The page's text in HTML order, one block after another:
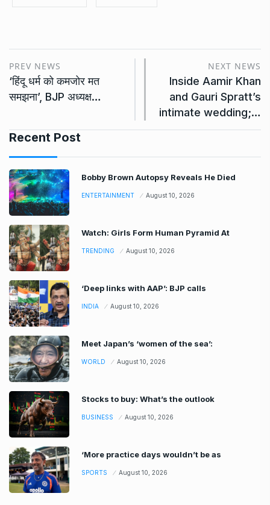
PREV NEWS
‘हिंदू धर्म को कमजोर मत
समझना’, BJP अध्यक्ष…
NEXT NEWS
Inside Aamir Khan
and Gauri Spratt’s
intimate wedding;…
Recent Post
Bobby Brown Autopsy Reveals He Died
ENTERTAINMENT August 10, 2026
Watch: Girls Form Human Pyramid At
TRENDING August 10, 2026
‘Deep links with AAP’: BJP calls
INDIA August 10, 2026
Meet Japan’s ‘women of the sea’:
WORLD August 10, 2026
Stocks to buy: What’s the outlook
BUSINESS August 10, 2026
‘More practice days wouldn’t be as
SPORTS August 10, 2026